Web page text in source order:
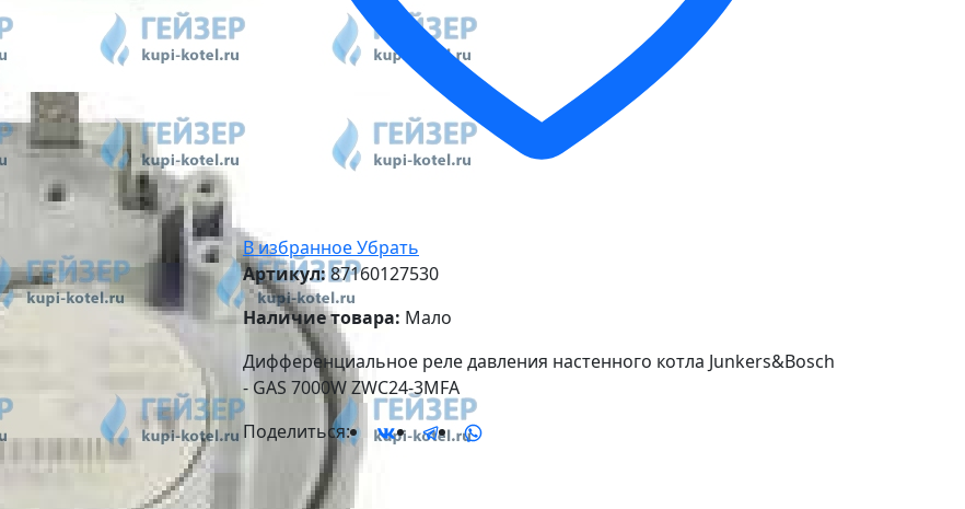
В избранноеУбрать
Артикул:87160127530
Наличие товара: Мало
Дифференциальное реле давления настенного котла Junkers&Bosch
- GAS 7000W ZWC24-3MFA
Поделиться: